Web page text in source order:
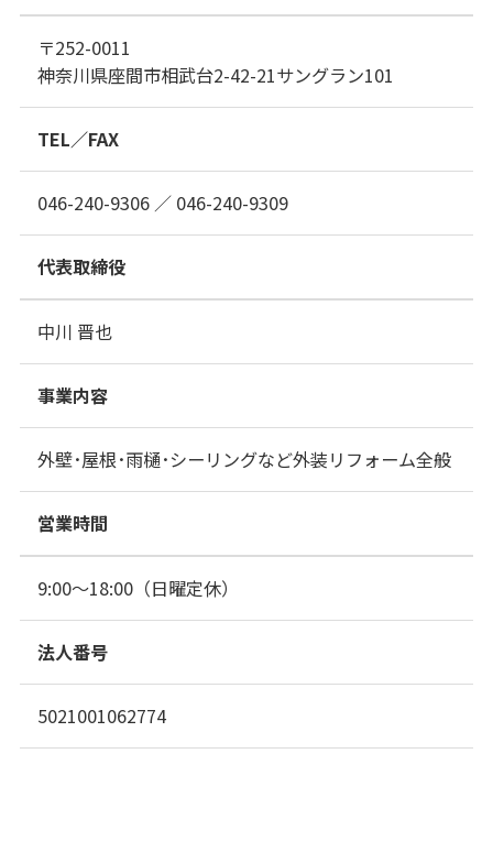
〒252-0011
神奈川県座間市相武台2-42-21サングラン101
TEL／FAX
046-240-9306 ／ 046-240-9309
代表取締役
中川 晋也
事業内容
外壁･屋根･雨樋･シーリングなど外装リフォーム全般
営業時間
9:00～18:00（日曜定休）
法人番号
5021001062774